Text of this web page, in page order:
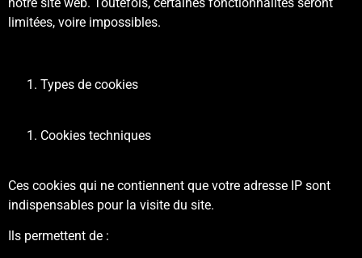
notre site web. Toutefois, certaines fonctionnalités seront
limitées, voire impossibles.
Types de cookies
Cookies techniques
Ces cookies qui ne contiennent que votre adresse IP sont
indispensables pour la visite du site.
Ils permettent de :